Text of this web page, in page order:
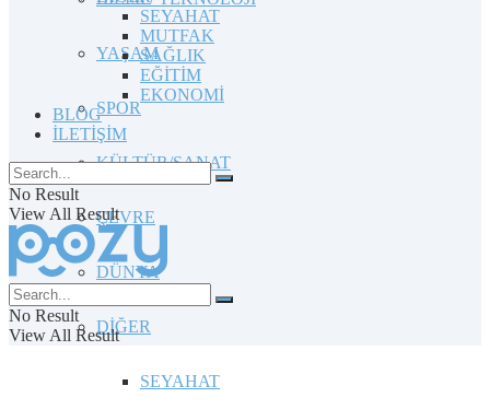
YAŞAM
SPOR
KÜLTÜR/SANAT
ÇEVRE
DÜNYA
DİĞER
SEYAHAT
SEYAHAT
MUTFAK
SAĞLIK
EĞİTİM
EKONOMİ
BLOG
İLETİŞİM
No Result
View All Result
No Result
View All Result